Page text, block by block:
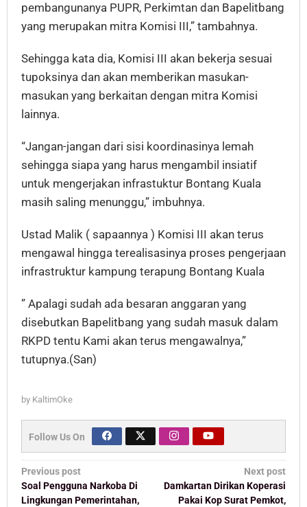
pembangunanya PUPR, Perkimtan dan Bapelitbang
yang merupakan mitra Komisi III,” tambahnya.
Sehingga kata dia, Komisi III akan bekerja sesuai
tupoksinya dan akan memberikan masukan-
masukan yang berkaitan dengan mitra Komisi
lainnya.
“Jangan-jangan dari sisi koordinasinya lemah
sehingga siapa yang harus mengambil insiatif
untuk mengerjakan infrastuktur Bontang Kuala
masih saling menunggu,” imbuhnya.
Ustad Malik ( sapaannya ) Komisi III akan terus
mengawal hingga terealisasinya proses pengerjaan
infrastruktur kampung terapung Bontang Kuala
” Apalagi sudah ada besaran anggaran yang
disebutkan Bapelitbang yang sudah masuk dalam
RKPD tentu Kami akan terus mengawalnya,”
tutupnya.(San)
by KaltimOke
Follow Us On
Post
navigation
Previous post
Soal Pengguna Narkoba Di
Lingkungan Pemerintahan,
Next post
Damkartan Dirikan Koperasi
Pakai Kop Surat Pemkot,